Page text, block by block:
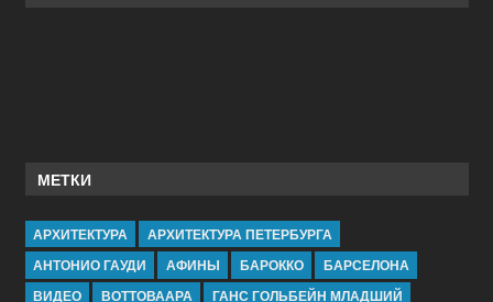
МЕТКИ
АРХИТЕКТУРА
АРХИТЕКТУРА ПЕТЕРБУРГА
АНТОНИО ГАУДИ
АФИНЫ БАРОККО
БАРСЕЛОНА
ВИДЕО
ВОТТОВААРА ГАНС ГОЛЬБЕЙН МЛАДШИЙ